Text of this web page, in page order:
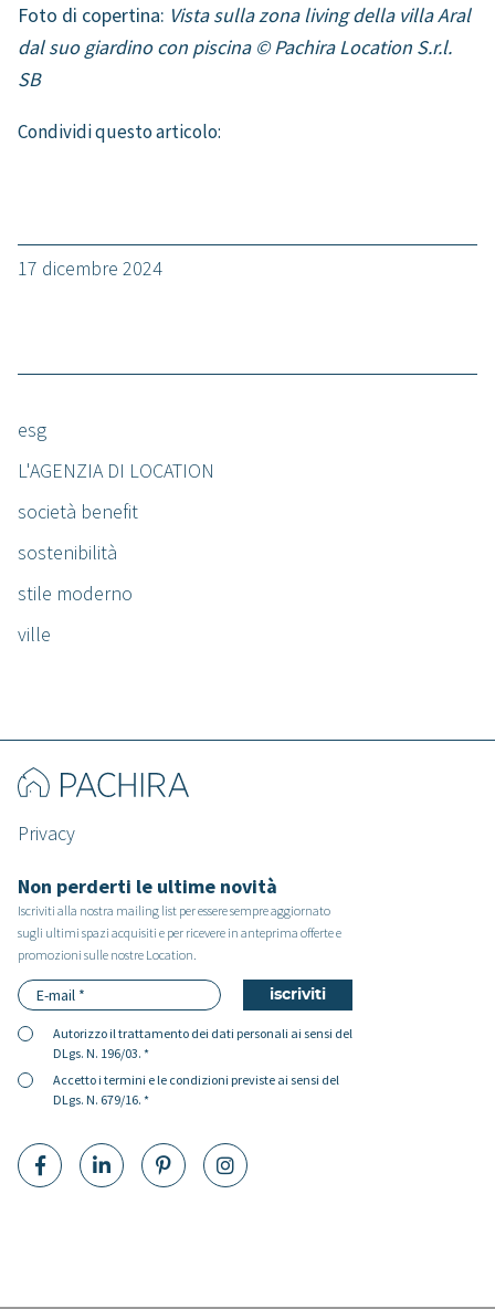
17 dicembre 2024
esg
L'AGENZIA DI LOCATION
società benefit
sostenibilità
stile moderno
ville
Foto di copertina: Vista sulla zona living della villa Aral
dal suo giardino con piscina © Pachira Location S.r.l.
SB
Condividi questo articolo:
Privacy
Non perderti le ultime novità
Iscriviti alla nostra mailing list per essere sempre aggiornato
sugli ultimi spazi acquisiti e per ricevere in anteprima offerte e
promozioni sulle nostre Location.
Autorizzo il trattamento dei dati personali ai sensi del
DLgs. N. 196/03. *
Accetto i termini e le condizioni previste ai sensi del
DLgs. N. 679/16. *